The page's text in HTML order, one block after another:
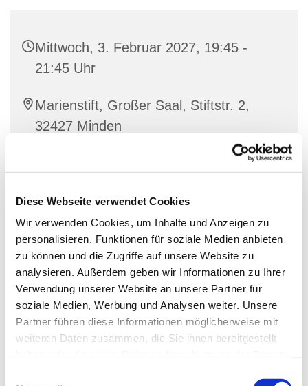
Diese Webseite verwendet Cookies
Wir verwenden Cookies, um Inhalte und Anzeigen zu
personalisieren, Funktionen für soziale Medien anbieten
zu können und die Zugriffe auf unsere Website zu
analysieren. Außerdem geben wir Informationen zu Ihrer
Verwendung unserer Website an unsere Partner für
soziale Medien, Werbung und Analysen weiter. Unsere
Partner führen diese Informationen möglicherweise mit
weiteren Daten zusammen, die Sie ihnen bereitgestellt
Mittwoch, 3. Februar 2027, 19:45 -
21:45 Uhr
Marienstift, Großer Saal, Stiftstr. 2,
32427 Minden